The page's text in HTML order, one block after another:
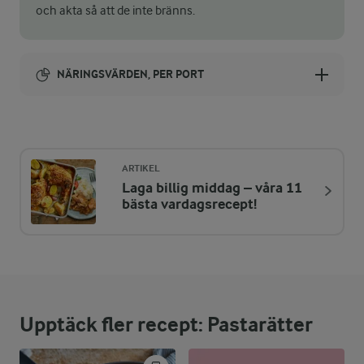
och akta så att de inte bränns.
NÄRINGSVÄRDEN, PER PORT
ENERGIDISTRIBUTION %
NÄRINGSVÄRDEN PER PORT
Fett:
35,6 %
24,8 g
ARTIKEL
Laga billig middag – våra 11
bästa vardagsrecept!
Upptäck fler recept: Pastarätter